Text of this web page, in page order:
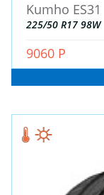
Kumho ES31
225/50 R17 98W
9060 Р